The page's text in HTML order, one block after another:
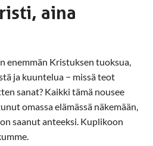
aina
enemmän Kristuksen tuoksua,
ja kuuntelua − missä teot
sanat? Kaikki tämä nousee
omassa elämässä näkemään,
saanut anteeksi. Kuplikoon